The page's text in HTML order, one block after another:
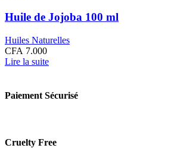
Huile de Jojoba 100 ml
Huiles Naturelles
CFA 7.000
Lire la suite
Paiement Sécurisé
Cruelty Free